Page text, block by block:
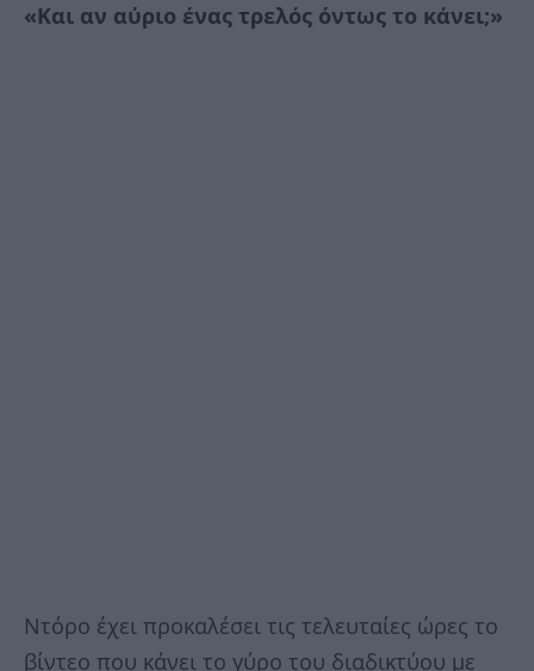
«Και αν αύριο ένας τρελός όντως το κάνει;»
Ντόρο έχει προκαλέσει τις τελευταίες ώρες το
βίντεο που κάνει το γύρο του διαδικτύου με